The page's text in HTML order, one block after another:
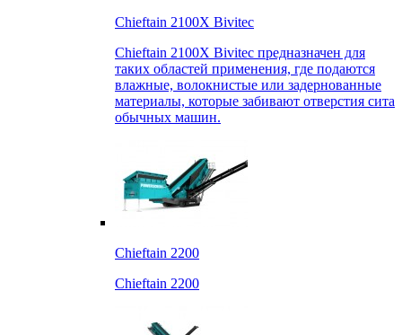
Chieftain 2100X Bivitec
Chieftain 2100X Bivitec предназначен для
таких областей применения, где подаются
влажные, волокнистые или задернованные
материалы, которые забивают отверстия сита
обычных машин.
Chieftain 2200
Chieftain 2200